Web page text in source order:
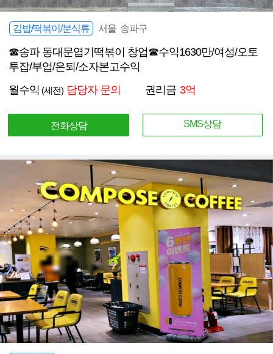
김밥/떡볶이/분식류 서울 송파구
☎송파 동대문엽기떡볶이 창업☎수익1630만/여성/오토
투잡/부업/은퇴/소자본고수익
월수익 (세전) 담당자 문의 권리금 3억
전화상담 SMS상담